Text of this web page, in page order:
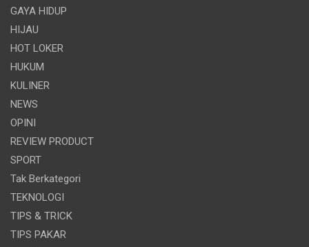
GAYA HIDUP
HIJAU
HOT LOKER
HUKUM
KULINER
NEWS
OPINI
REVIEW PRODUCT
SPORT
Tak Berkategori
TEKNOLOGI
TIPS & TRICK
TIPS PAKAR